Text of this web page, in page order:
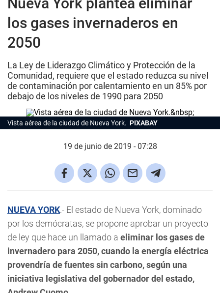
los gases invernaderos en
2050
La Ley de Liderazgo Climático y Protección de la
Comunidad, requiere que el estado reduzca su nivel
de contaminación por calentamiento en un 85% por
debajo de los niveles de 1990 para 2050
Vista aérea de la ciudad de Nueva York. PIXABAY
19 de junio de 2019 - 07:28
NUEVA YORK.- El estado de Nueva York, dominado
por los demócratas, se propone aprobar un proyecto
de ley que hace un llamado a eliminar los gases de
invernadero para 2050, cuando la energía eléctrica
provendría de fuentes sin carbono, según una
iniciativa legislativa del gobernador del estado,